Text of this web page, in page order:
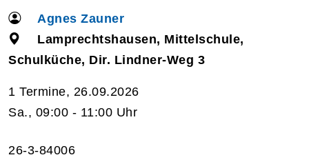
Agnes Zauner
Lamprechtshausen, Mittelschule,
Schulküche, Dir. Lindner-Weg 3
1 Termine, 26.09.2026
Sa., 09:00 - 11:00 Uhr
26-3-84006